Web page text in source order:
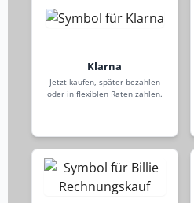
Klarna
Jetzt kaufen, später bezahlen
oder in flexiblen Raten zahlen.